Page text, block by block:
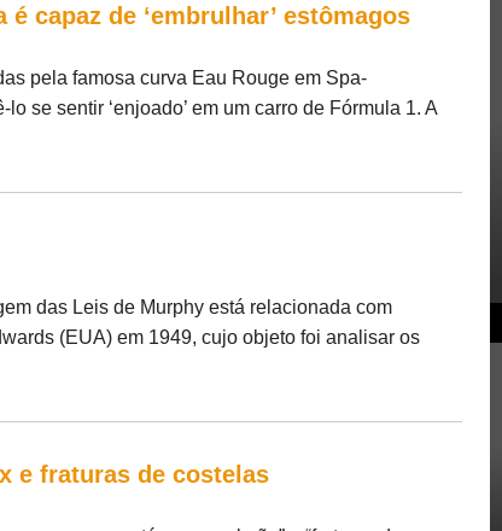
capaz de ‘embrulhar’ estômagos
pela famosa curva Eau Rouge em Spa-
se sentir ‘enjoado’ em um carro de Fórmula 1. A
das Leis de Murphy está relacionada com
(EUA) em 1949, cujo objeto foi analisar os
e fraturas de costelas